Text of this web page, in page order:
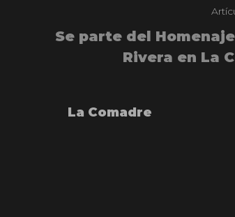
Se parte del
Rivera en La
La Comadre